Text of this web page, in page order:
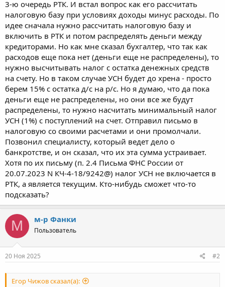
3-ю очередь РТК. И встал вопрос как его рассчитать
налоговую базу при условиях доходы минус расходы. По
идее сначала нужно рассчитать налоговую базу и
включить в РТК и потом распределять деньги между
кредиторами. Но как мне сказал бухгалтер, что так как
расходов еще пока нет (деньги еще не распределены), то
нужно высчитывать налог с остатка денежных средств
на счету. Но в таком случае УСН будет до хрена - просто
берем 15% с остатка д/с на р/с. Но я думаю, что да пока
деньги еще не распределены, но они все же будут
распределены, то нужно насчитать минимальный налог
УСН (1%) с поступлений на счет. Отправил письмо в
налоговую со своими расчетами и они промолчали.
Позвонил специалисту, который ведет дело о
банкротстве, и он сказал, что их эта сумма устраивает.
Хотя по их письму (п. 2.4 Письма ФНС России от
20.07.2023 N КЧ-4-18/9242@) налог УСН не включается в
РТК, а является текущим. Кто-нибудь сможет что-то
подсказать?
М м-р Фанки
Пользователь
20 Ноя 2025 #2
Егор Чижов сказал(а):